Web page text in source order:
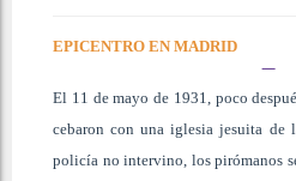
EPICENTRO EN MADRID
El 11 de mayo de 1931, poco
cebaron con una iglesia jesuita de
policía no intervino, los pirómanos